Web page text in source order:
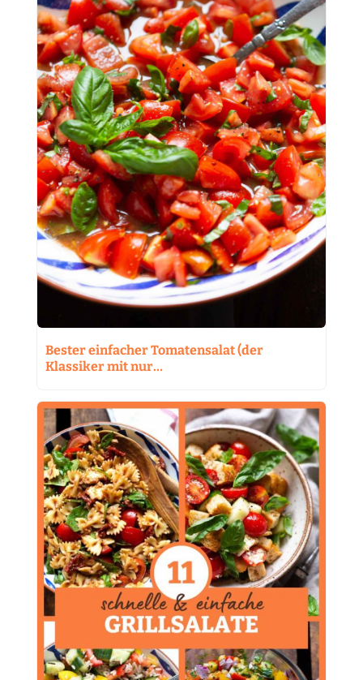
Bester einfacher Tomatensalat (der
Klassiker mit nur…